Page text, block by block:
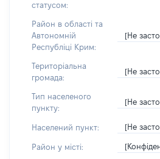
статусом:
Район в області та
Автономній
Республіці Крим:
[Не
Територіальна
громада:
[Не
Тип населеного
пункту:
[Не
Населений пункт: [Не
Район у місті: